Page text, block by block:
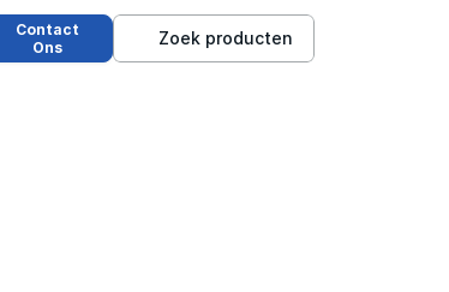
Contact
Ons
Zoek producten